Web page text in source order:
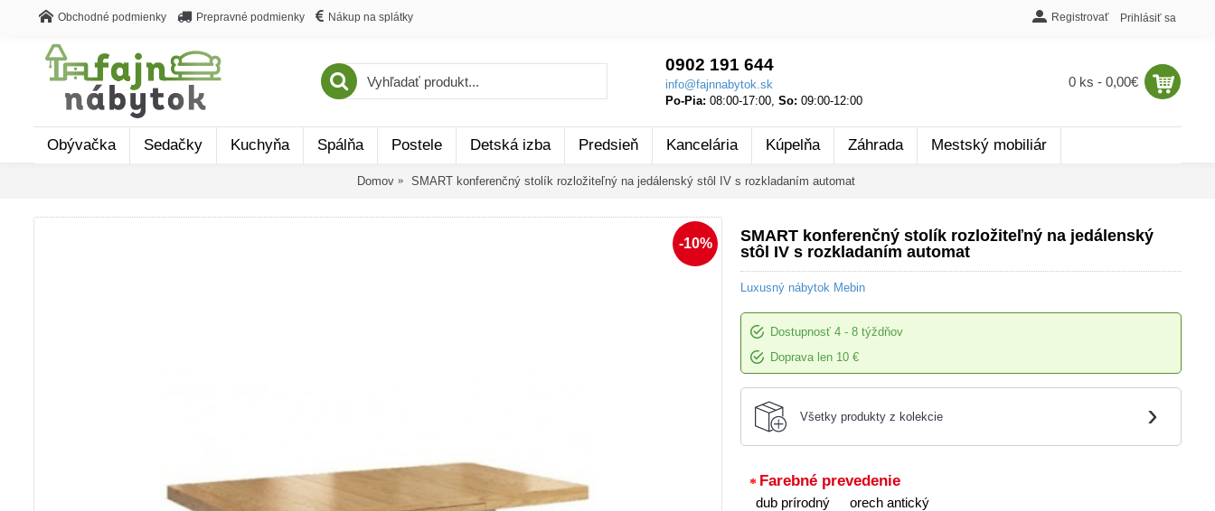
Obchodné podmienky Prepravné podmienky Nákup na splátky Registrovať Prihlásiť sa
0902 191 644
info@fajnnabytok.sk
Po-Pia: 08:00-17:00, So: 09:00-12:00
0 ks - 0,00€
Obývačka Sedačky Kuchyňa Spálňa Postele Detská izba Predsieň Kancelária Kúpelňa Záhrada Mestský mobiliár
Domov SMART konferenčný stolík rozložiteľný na jedálenský stôl IV s rozkladaním automat
-10%
SMART konferenčný stolík rozložiteľný na jedálenský
stôl IV s rozkladaním automat
Luxusný nábytok Mebin
Dostupnosť 4 - 8 týždňov
Doprava len 10 €
Všetky produkty z kolekcie ›
Farebné prevedenie
dub prírodný orech antický